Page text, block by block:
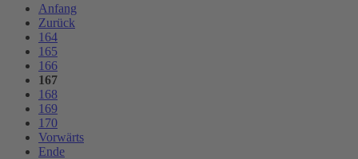
Anfang
Zurück
164
165
166
167
168
169
170
Vorwärts
Ende